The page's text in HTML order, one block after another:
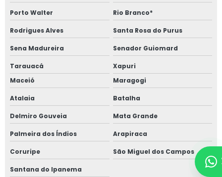
Porto Walter Rio Branco*
Rodrigues Alves Santa Rosa do Purus
Sena Madureira Senador Guiomard
Tarauacá
Xapuri
Maceió
Maragogi
Atalaia Batalha
Delmiro Gouveia Mata Grande
Palmeira dos Índios Arapiraca
Coruripe São Miguel dos Campos
Santana do Ipanema